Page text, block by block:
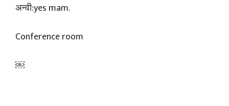
अन्वी:yes mam.
Conference room
￼